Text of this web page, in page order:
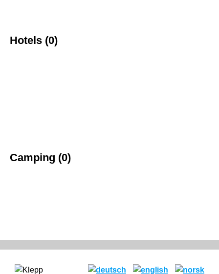
Hotels (0)
Camping (0)